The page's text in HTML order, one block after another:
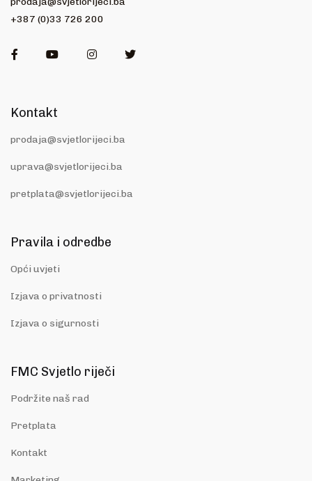
+387 (0)33 726 200
FacebookYoutubeInstagramTwitter
Kontakt
prodaja@svjetlorijeci.ba
uprava@svjetlorijeci.ba
pretplata@svjetlorijeci.ba
Pravila i odredbe
Opći uvjeti
Izjava o privatnosti
Izjava o sigurnosti
FMC Svjetlo riječi
Podržite naš rad
Pretplata
Kontakt